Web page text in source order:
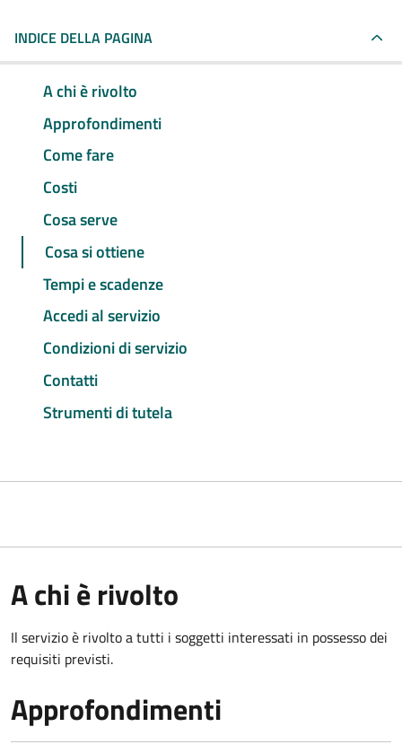
INDICE DELLA PAGINA
A chi è rivolto
Approfondimenti
Come fare
Costi
Cosa serve
Cosa si ottiene
Tempi e scadenze
Accedi al servizio
Condizioni di servizio
Contatti
Strumenti di tutela
A chi è rivolto
Il servizio è rivolto a tutti i soggetti interessati in possesso dei
requisiti previsti.
Approfondimenti